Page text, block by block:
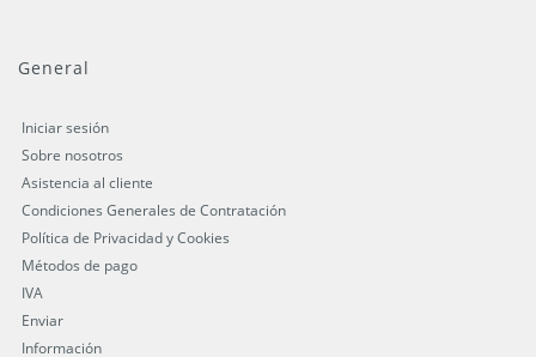
General
Iniciar sesión
Sobre nosotros
Asistencia al cliente
Condiciones Generales de Contratación
Política de Privacidad y Cookies
Métodos de pago
IVA
Enviar
Información